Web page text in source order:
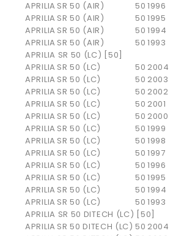
APRILIA SR 50 (AIR) 50 1996
APRILIA SR 50 (AIR) 50 1995
APRILIA SR 50 (AIR) 50 1994
APRILIA SR 50 (AIR) 50 1993
APRILIA SR 50 (LC) [50]
APRILIA SR 50 (LC) 50 2004
APRILIA SR 50 (LC) 50 2003
APRILIA SR 50 (LC) 50 2002
APRILIA SR 50 (LC) 50 2001
APRILIA SR 50 (LC) 50 2000
APRILIA SR 50 (LC) 50 1999
APRILIA SR 50 (LC) 50 1998
APRILIA SR 50 (LC) 50 1997
APRILIA SR 50 (LC) 50 1996
APRILIA SR 50 (LC) 50 1995
APRILIA SR 50 (LC) 50 1994
APRILIA SR 50 (LC) 50 1993
APRILIA SR 50 DITECH (LC) [50]
APRILIA SR 50 DITECH (LC) 50 2004